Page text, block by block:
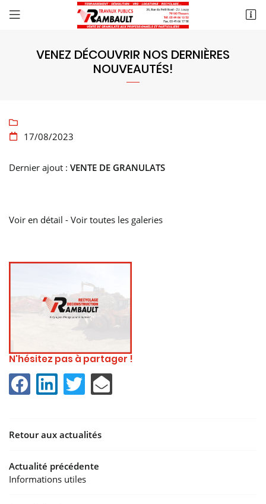
20 rue du Petit Rosé
05 49 66 13 53
VENEZ DÉCOUVRIR NOS DERNIÈRES
NOUVEAUTÉS!


17/08/2023
Dernier ajout : VENTE DE GRANULATS
Voir en détail - Voir toutes les galeries
N'hésitez pas à partager !
Retour aux actualités
Actualité précédente
Informations utiles